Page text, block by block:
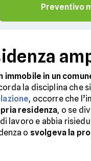
Preventivo
immobile in un
la disciplina che
, occorre che
residenza, o se
lavoro e abbia
o svolgeva la